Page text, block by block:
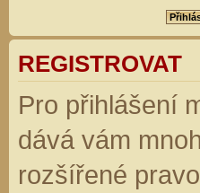
REGISTROVAT
Pro přihlášení
dává vám
rozšířené